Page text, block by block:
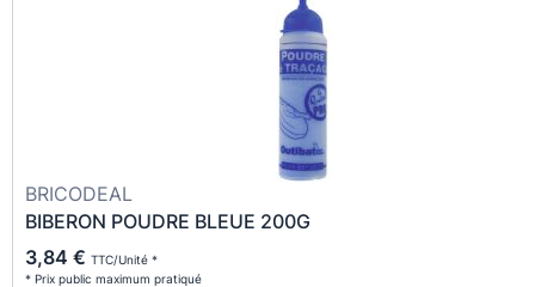
BRICODEAL
BIBERON POUDRE BLEUE 200G
3,84 € TTC/Unité *
* Prix public maximum pratiqué